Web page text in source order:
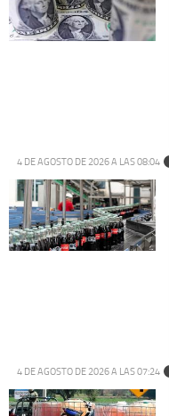
4 DE AGOSTO DE 2026 A LAS 08:04
4 DE AGOSTO DE 2026 A LAS 07:24